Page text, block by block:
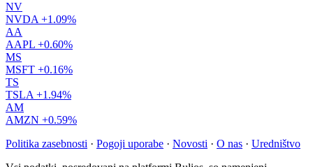
NV
NVDA +1.09%
AA
AAPL +0.60%
MS
MSFT +0.16%
TS
TSLA +1.94%
AM
AMZN +0.59%
Politika zasebnosti · Pogoji uporabe · Novosti · O nas · Uredništvo